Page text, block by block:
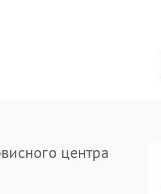
центра